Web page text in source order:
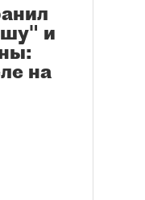
и
на